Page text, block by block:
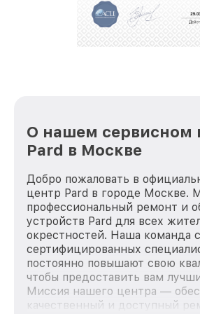
стараемся каждый день делать
О нашем сервисном
Pard в Москве
Добро пожаловать в
центр Pard в городе Москве.
профессиональный ремонт и
устройств Pard для всех
окрестностей. Наша команда
сертифицированных
постоянно повышают свою
чтобы предоставить вам
Миссия нашего центра —
качественный и доступный